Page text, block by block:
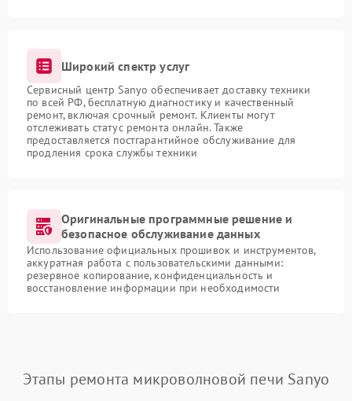
Широкий спектр услуг
Сервисный центр Sanyo обеспечивает доставку техники
по всей РФ, бесплатную диагностику и качественный
ремонт, включая срочный ремонт. Клиенты могут
отслеживать статус ремонта онлайн. Также
предоставляется постгарантийное обслуживание для
продления срока службы техники
Оригинальные программные решение и
безопасное обслуживание данных
Использование официальных прошивок и инструментов,
аккуратная работа с пользовательскими данными:
резервное копирование, конфиденциальность и
восстановление информации при необходимости
Этапы ремонта микроволновой печи Sanyo